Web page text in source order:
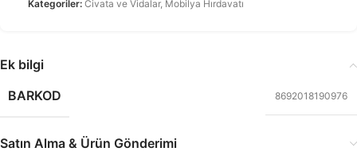
Kategoriler: Civata ve Vidalar, Mobilya Hırdavatı
Ek bilgi
BARKOD
8692018190976
Satın Alma & Ürün Gönderimi